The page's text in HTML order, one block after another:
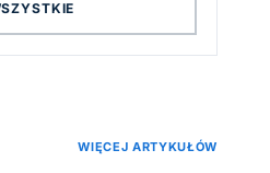
WIĘCEJ ARTYKUŁÓW